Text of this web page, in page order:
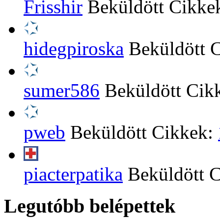
Frisshir Beküldött
hidegpiroska Beküldött
sumer586 Beküldött
pweb Beküldött Cikkek:
piacterpatika Beküldött
Legutóbb belépettek